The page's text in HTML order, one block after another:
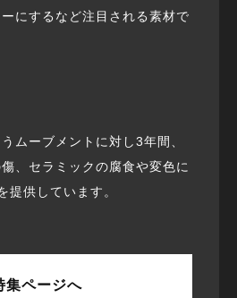
にするなど注目される素材で
ムーブメントに対し3年間、
、セラミックの腐食や変色に
提供しています。
集ページへ